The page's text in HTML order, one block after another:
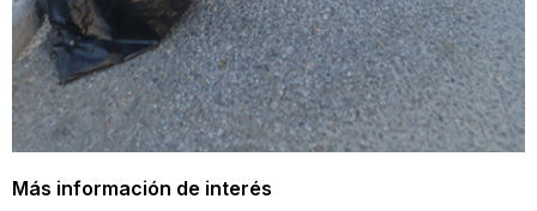
Más información de interés